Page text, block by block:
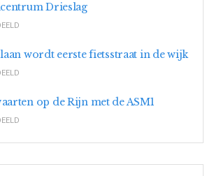
Drieslag
wordt eerste fietsstraat in de wijk
op de Rijn met de ASM1